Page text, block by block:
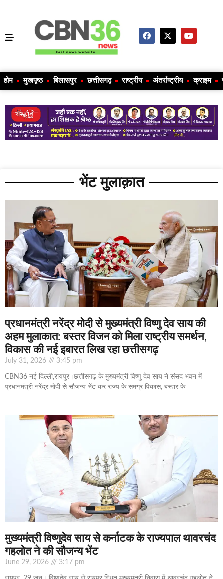
होम मुखपृष्ठ बिलासपुर छत्तीसगढ़ राष्ट्रीय अंतर्राष्ट्रीय क्राइम
भेंट मुलाक़ात
प्रधानमंत्री नरेंद्र मोदी से मुख्यमंत्री विष्णु देव साय की
अहम मुलाकात: बस्तर विजन को मिला राष्ट्रीय समर्थन,
विकास की नई इबारत लिख रहा छत्तीसगढ़
July 31, 2026 3:45 pm
CBN36 नई दिल्ली,रायपुर।छत्तीसगढ़ के मुख्यमंत्री विष्णु देव साय ने संसद भवन में
प्रधानमंत्री नरेंद्र मोदी से सौजन्य भेंट कर राज्य के समग्र विकास, बस्तर के
मुख्यमंत्री विष्णुदेव साय से कर्नाटक के राज्यपाल थावरचंद
गहलोत ने की सौजन्य भेंट
June 29, 2026 3:17 pm